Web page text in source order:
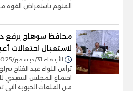
المتهم باستعراض القوة
محافظ سوهاج يرفع
لاستقبال احتفالات
الأربعاء 31/ديسمبر/2025 - 03:39 م
ترأس اللواء عبد الفتاح
اجتماع المجلس
من الملفات الحيوية التي